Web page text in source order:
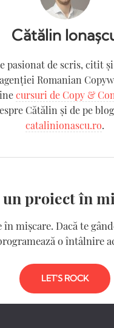
Cătălin
pasionat de scris, citit
Romanian
cursuri de Copy &
Cătălin și de pe
catalinionascu.ro.
proiect în
mișcare. Dacă te
o întâlnire
LET'S ROCK